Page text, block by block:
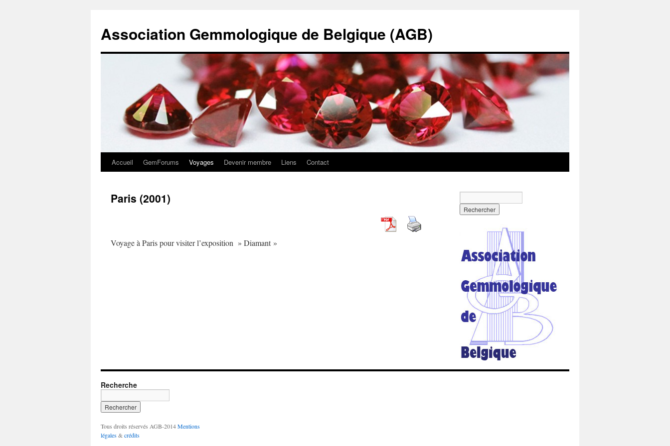
Association Gemmologique de Belgique (AGB)
Aller
contenu
Accueil GemForums Voyages Devenir membre Liens Contact
Paris (2001)
Voyage à Paris pour visiter l’exposition » Diamant »
Recherche
Tous droits réservés AGB-2014Mentions
légales& crédits